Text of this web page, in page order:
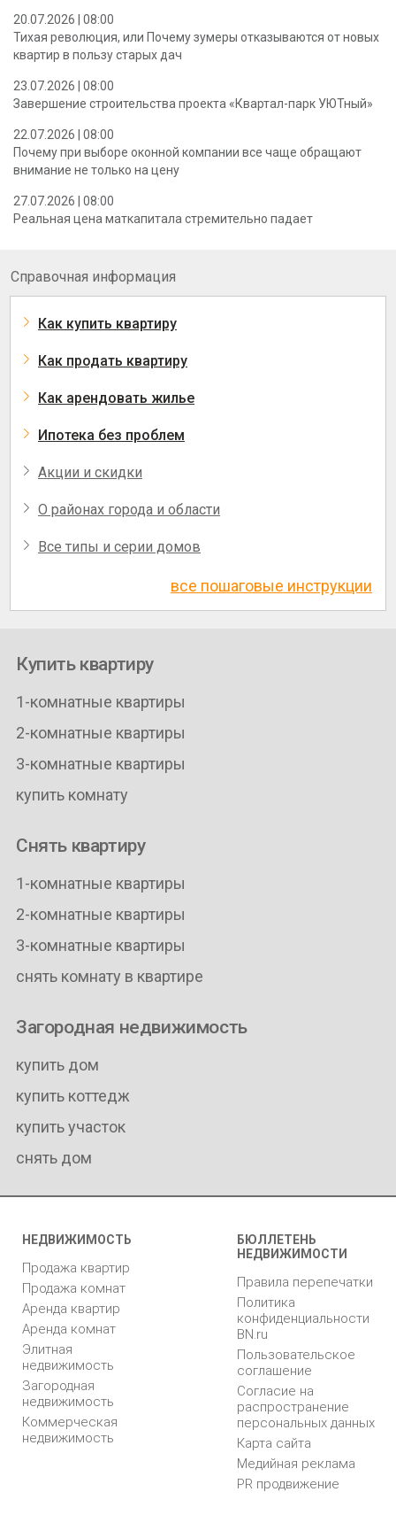
20.07.2026 | 08:00
Тихая революция, или Почему зумеры отказываются от новых
квартир в пользу старых дач
23.07.2026 | 08:00
Завершение строительства проекта «Квартал-парк УЮТный»
22.07.2026 | 08:00
Почему при выборе оконной компании все чаще обращают
внимание не только на цену
27.07.2026 | 08:00
Реальная цена маткапитала стремительно падает
Справочная информация
Как купить квартиру
Как продать квартиру
Как арендовать жилье
Ипотека без проблем
Акции и скидки
О районах города и области
Все типы и серии домов
все пошаговые инструкции
Купить квартиру
1-комнатные квартиры
2-комнатные квартиры
3-комнатные квартиры
купить комнату
Снять квартиру
1-комнатные квартиры
2-комнатные квартиры
3-комнатные квартиры
снять комнату в квартире
Загородная недвижимость
купить дом
купить коттедж
купить участок
снять дом
НЕДВИЖИМОСТЬ
Продажа квартир
Продажа комнат
Аренда квартир
Аренда комнат
Элитная
недвижимость
Загородная
недвижимость
Коммерческая
недвижимость
БЮЛЛЕТЕНЬ
НЕДВИЖИМОСТИ
Правила перепечатки
Политика
конфиденциальности
BN.ru
Пользовательское
соглашение
Согласие на
распространение
персональных данных
Карта сайта
Медийная реклама
PR продвижение